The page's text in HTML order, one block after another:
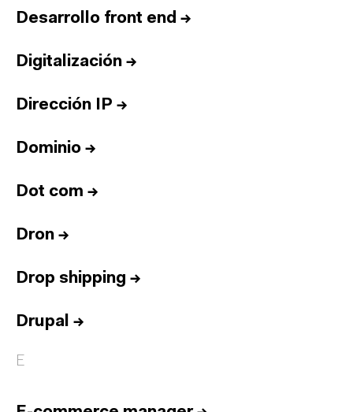
Desarrollo front end →
Digitalización →
Dirección IP →
Dominio →
Dot com →
Dron →
Drop shipping →
Drupal →
E